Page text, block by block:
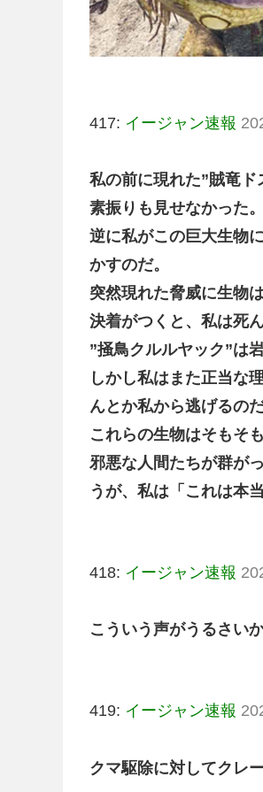
417: イージャン速報
私の前に現れた”賊竜
素振りも見せなかった。
逆に私がこの巨大生物
かすのだ。
突然現れた脅威に生物
決着がつくと、私は死
”掻鳥クルルヤック”は
しかし私はまた正当な
んとか私から逃げるの
これらの生物はそもそ
邪悪な人間たちが群が
うが、私は「これは本
418: イージャン速報
こういう声がうるさい
419: イージャン速報
クマ駆除に対してクレ